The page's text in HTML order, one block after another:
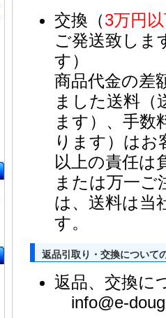
交換（3万円
ご発送致しま
す）
商品代金の差
ました送料（
ます）、手数
ります）は
以上の責任は
または万一ご
は、送料は当
す。
返品引取り・交換について
返品、交換に
info@e-